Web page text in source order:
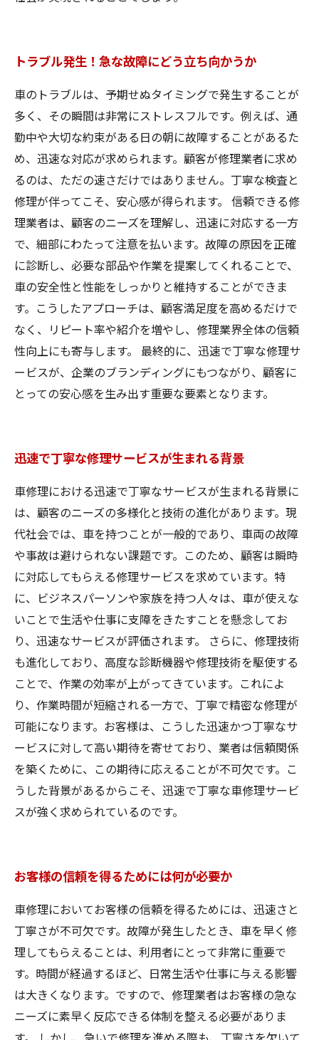
トラブル発生！急な故障にどう立ち向かうか
車のトラブルは、予期せぬタイミングで発生することが
多く、その瞬間は非常にストレスフルです。例えば、通
勤中や大切な約束がある日の朝に故障することがあるた
め、迅速な対応が求められます。顧客が修理業者に求め
るのは、ただの速さだけではありません。丁寧な検査と
修理が伴ってこそ、安心感が得られます。 信頼できる修
理業者は、顧客のニーズを理解し、迅速に対応する一方
で、細部にわたって注意を払います。故障の原因を正確
に診断し、必要な部品や作業を提案してくれることで、
車の安全性と性能をしっかりと維持することができま
す。こうしたアプローチは、顧客満足度を高めるだけで
なく、リピート率や紹介を増やし、修理業界全体の信頼
性向上にも寄与します。 最終的に、迅速で丁寧な修理サ
ービスが、企業のブランディングにもつながり、顧客に
とっての安心感を生み出す重要な要素となります。
迅速で丁寧な修理サービスが生まれる背景
車修理における迅速で丁寧なサービスが生まれる背景に
は、顧客のニーズの多様化と技術の進化があります。現
代社会では、車を持つことが一般的であり、車両の故障
や事故は避けられない課題です。このため、顧客は瞬時
に対応してもらえる修理サービスを求めています。特
に、ビジネスパーソンや家族を持つ人々は、車が使えな
いことで生活や仕事に支障をきたすことを懸念してお
り、迅速なサービスが評価されます。 さらに、修理技術
も進化しており、高度な診断機器や修理技術を駆使する
ことで、作業の効率が上がってきています。これによ
り、作業時間が短縮される一方で、丁寧で精密な修理が
可能になります。お客様は、こうした迅速かつ丁寧なサ
ービスに対して高い期待を寄せており、業者は信頼関係
を築くために、この期待に応えることが不可欠です。こ
うした背景があるからこそ、迅速で丁寧な車修理サービ
スが強く求められているのです。
お客様の信頼を得るためには何が必要か
車修理においてお客様の信頼を得るためには、迅速さと
丁寧さが不可欠です。故障が発生したとき、車を早く修
理してもらえることは、利用者にとって非常に重要で
す。時間が経過するほど、日常生活や仕事に与える影響
は大きくなります。ですので、修理業者はお客様の急な
ニーズに素早く反応できる体制を整える必要がありま